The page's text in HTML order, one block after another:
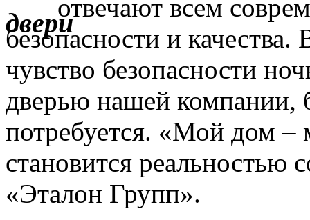
отвечают всем
безопасности и
чувство безопасности
дверью нашей компании,
потребуется. «Мой дом –
становится реальностью
«Эталон Групп».